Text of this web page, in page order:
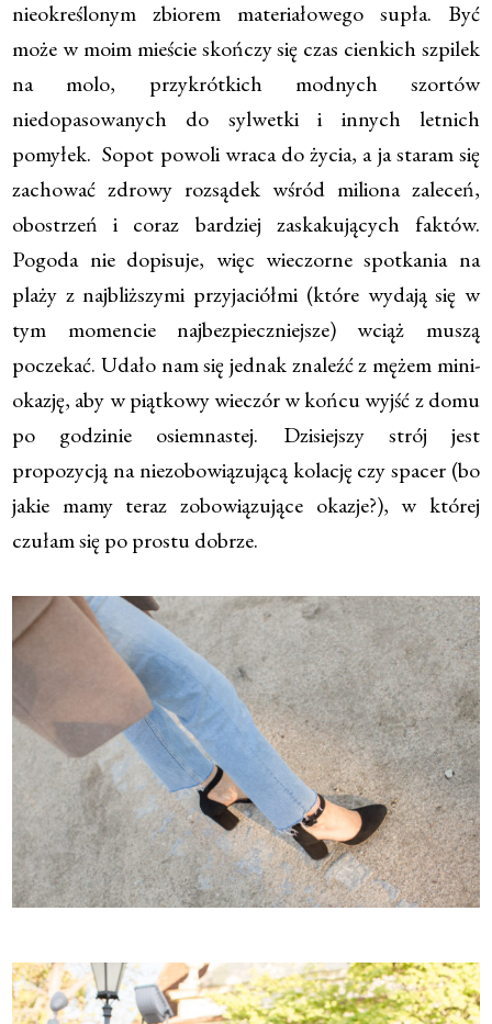
nieokreślonym zbiorem materiałowego supła. Być
może w moim mieście skończy się czas cienkich szpilek
na molo, przykrótkich modnych szortów
niedopasowanych do sylwetki i innych letnich
pomyłek. Sopot powoli wraca do życia, a ja staram się
zachować zdrowy rozsądek wśród miliona zaleceń,
obostrzeń i coraz bardziej zaskakujących faktów.
Pogoda nie dopisuje, więc wieczorne spotkania na
plaży z najbliższymi przyjaciółmi (które wydają się w
tym momencie najbezpieczniejsze) wciąż muszą
poczekać. Udało nam się jednak znaleźć z mężem mini-
okazję, aby w piątkowy wieczór w końcu wyjść z domu
po godzinie osiemnastej. Dzisiejszy strój jest
propozycją na niezobowiązującą kolację czy spacer (bo
jakie mamy teraz zobowiązujące okazje?), w której
czułam się po prostu dobrze.